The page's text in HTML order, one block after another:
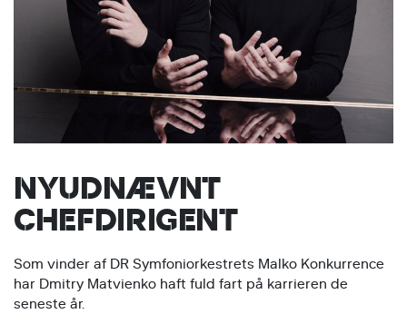
NYUDNÆVNT
CHEFDIRIGENT
Som vinder af DR Symfoniorkestrets Malko Konkurrence
har Dmitry Matvienko haft fuld fart på karrieren de
seneste år.